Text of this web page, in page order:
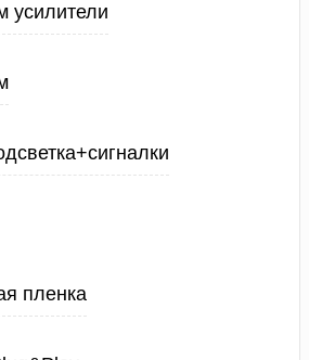
усилители
пленка